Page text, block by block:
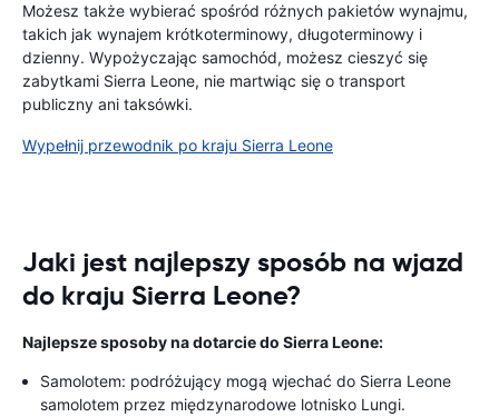
Możesz także wybierać spośród różnych pakietów wynajmu,
takich jak wynajem krótkoterminowy, długoterminowy i
dzienny. Wypożyczając samochód, możesz cieszyć się
zabytkami Sierra Leone, nie martwiąc się o transport
publiczny ani taksówki.
Wypełnij przewodnik po kraju Sierra Leone
Jaki jest najlepszy sposób na wjazd
do kraju Sierra Leone?
Najlepsze sposoby na dotarcie do Sierra Leone:
Samolotem: podróżujący mogą wjechać do Sierra Leone
samolotem przez międzynarodowe lotnisko Lungi.